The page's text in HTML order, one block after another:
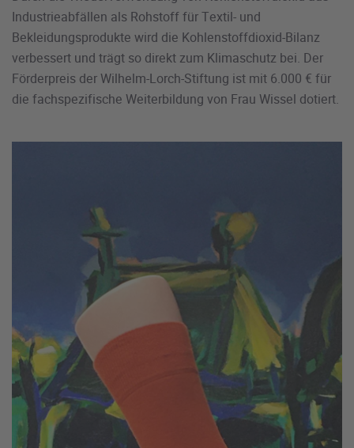
Industrieabfällen als Rohstoff für Textil- und
Bekleidungsprodukte wird die Kohlenstoffdioxid-Bilanz
verbessert und trägt so direkt zum Klimaschutz bei. Der
Förderpreis der Wilhelm-Lorch-Stiftung ist mit 6.000 € für
die fachspezifische Weiterbildung von Frau Wissel dotiert.